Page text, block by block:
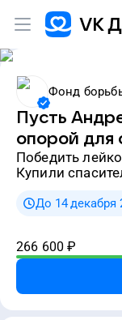
Фонд
Пусть
опорой для
победить
Купили
До 14 декабря
266 600 ₽